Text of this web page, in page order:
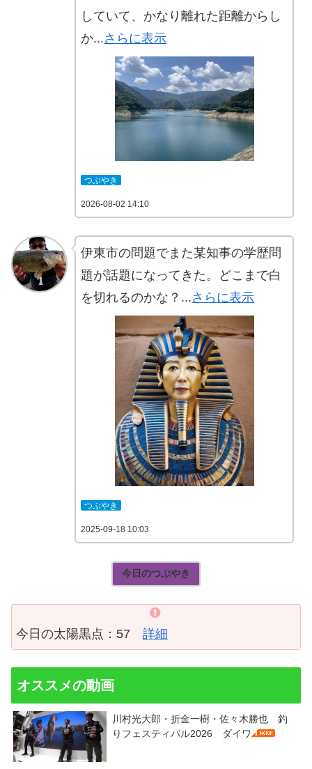
していて、かなり離れた距離からし
か...さらに表示
つぶやき
2026-08-02 14:10
伊東市の問題でまた某知事の学歴問
題が話題になってきた。どこまで白
を切れるのかな？...さらに表示
つぶやき
2025-09-18 10:03
今日のつぶやき
今日の太陽黒点：57 詳細
オススメの動画
川村光大郎・折金一樹・佐々木勝也 釣
りフェスティバル2026 ダイワ